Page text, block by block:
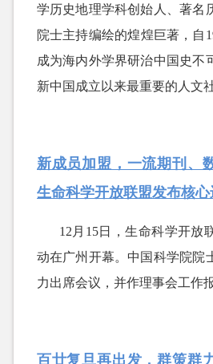
学历史地理学科创始人、著名
院士主持编绘的煌煌巨著，自
成为海内外学界研治中国史不
新中国成立以来最重要的人文
新成员加盟，一流期刊、
生命科学开放联盟发布核心
12月15日，生命科学开放
动在广州开幕。中国科学院院
力出席会议，并作理事会工作报
百廿复旦再出发，群策群